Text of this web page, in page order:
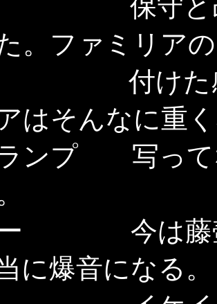
保守と改造
。ファミリア
た感じは
はそんなに重
ンプ 写って
ー 今は藤壺
に爆音になる。